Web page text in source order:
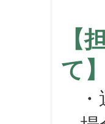
【
て】
・